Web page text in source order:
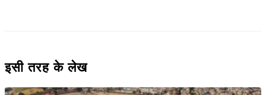
इसी तरह के लेख